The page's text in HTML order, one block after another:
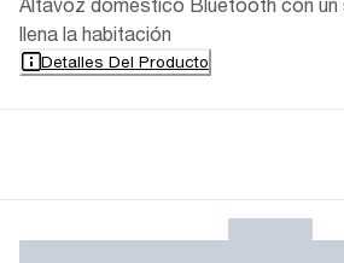
llena la habitación
Detalles Del Producto